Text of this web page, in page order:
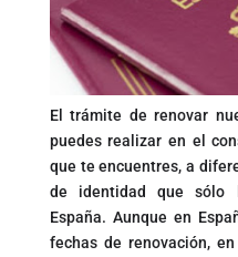
El trámite de renovar
puedes realizar en el
que te encuentres, a
de identidad que sólo
España. Aunque en
fechas de renovación,